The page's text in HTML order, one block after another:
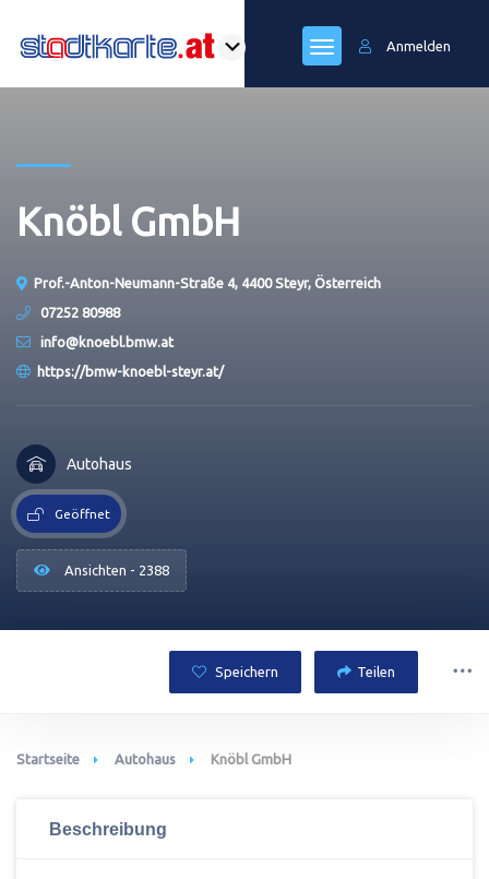
Anmelden
Knöbl GmbH
Prof.-Anton-Neumann-Straße 4, 4400 Steyr, Österreich
07252 80988
info@knoebl.bmw.at
https://bmw-knoebl-steyr.at/
Autohaus
Geöffnet
Ansichten - 2388
Speichern Teilen
Startseite Autohaus Knöbl GmbH
Beschreibung